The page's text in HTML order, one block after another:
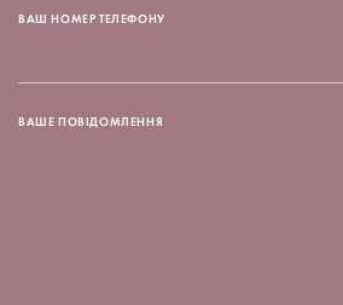
ВАШ НОМЕР ТЕЛЕФОНУ
ВАШЕ ПОВІДОМЛЕННЯ